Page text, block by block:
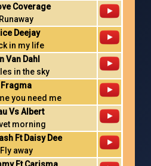
Coverage
Runaway
Deejay
in my life
Van Dahl
in the sky
Fragma
you need me
Vs Albert
morning
Ft Daisy Dee
Fly away